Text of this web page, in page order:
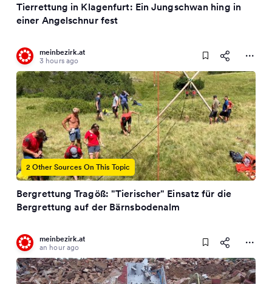
Tierrettung in Klagenfurt: Ein Jungschwan hing in
einer Angelschnur fest
meinbezirk.at
3 hours ago
2 Other Sources On This Topic
Bergrettung Tragöß: "Tierischer" Einsatz für die
Bergrettung auf der Bärnsbodenalm
meinbezirk.at
an hour ago